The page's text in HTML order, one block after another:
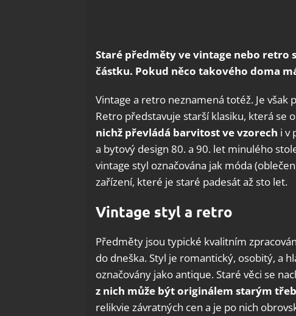
Staré předměty ve vintage nebo
částku. Pokud něco takového doma
Vintage a retro neznamená totéž. Je však
Retro představuje starší klasiku, která se
nichž převládá barvitost ve vzorech i v
a bytový design 80. a 90. let minulého
vintage styl označována jak móda
zařízení, které je staré padesát až sto let.
Vintage styl a retro
Předměty jsou typické kvalitním
do dneška. Styl je romantický, osobitý, a
označovány jako antique. Staré věci se
z nich může být originálem starým
relikvie závratných cen a je po nich